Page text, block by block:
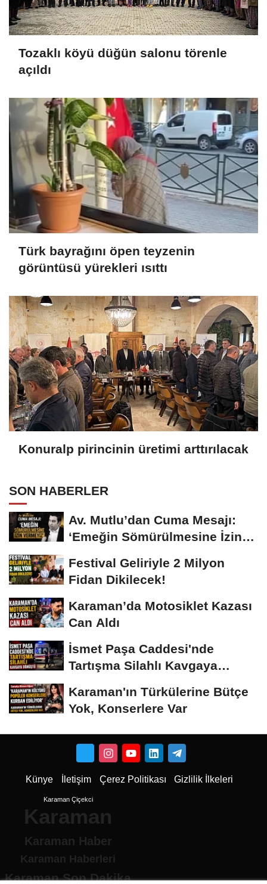
Tozaklı köyü düğün salonu törenle
açıldı
Türk bayrağını öpen teyzenin
görüntüsü yürekleri ısıttı
Konuralp pirincinin üretimi arttırılacak
SON HABERLER
Av. Mutlu’dan Cuma Mesajı:
‘Emeğin Sömürülmesine İzin
Festival Geliriyle 2 Milyon
Fidan Dikilecek!
Karaman’da Motosiklet Kazası
Can Aldı
İsmet Paşa Caddesi'nde
Tartışma Silahlı Kavgaya
Karaman'ın Türkülerine Bütçe
Yok, Konserlere Var
Künye İletişim Çerez Politikası Gizlilik İlkeleri
Karaman Çiçekci
Karaman
Karaman Haber
Karaman Haberleri
Karaman Son Dakika